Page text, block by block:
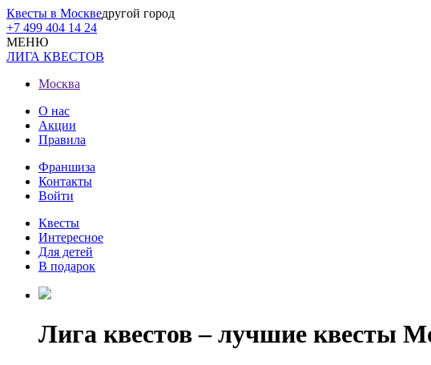
Квесты в Москведругой город
+7 499 404 14 24
МЕНЮ
ЛИГА КВЕСТОВ
Москва
О нас
Акции
Правила
Франшиза
Контакты
Войти
Квесты
Интересное
Для детей
В подарок
Лига квестов – лучшие квесты